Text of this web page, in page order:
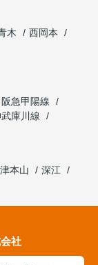
木
西岡本
阪急甲陽線
武庫川線
本山
深江
社